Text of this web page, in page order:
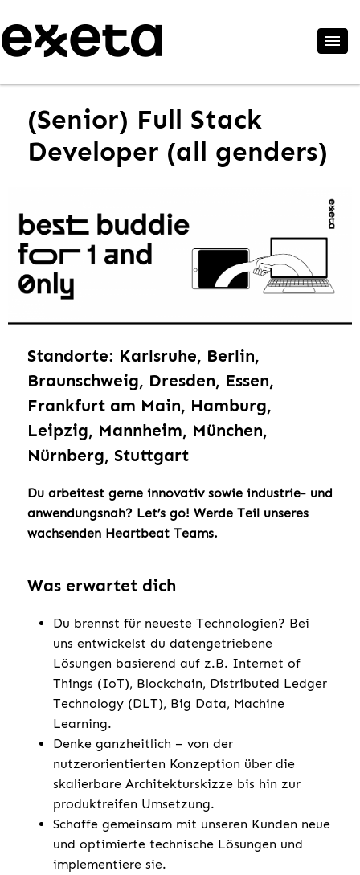
(Senior) Full Stack
Developer (all genders)
Standorte: Karlsruhe, Berlin,
Braunschweig, Dresden, Essen,
Frankfurt am Main, Hamburg,
Leipzig, Mannheim, München,
Nürnberg, Stuttgart
Du arbeitest gerne innovativ sowie industrie- und
anwendungsnah? Let’s go! Werde Teil unseres
wachsenden Heartbeat Teams.
Was erwartet dich
Du brennst für neueste Technologien? Bei
uns entwickelst du datengetriebene
Lösungen basierend auf z.B. Internet of
Things (IoT), Blockchain, Distributed Ledger
Technology (DLT), Big Data, Machine
Learning.
Denke ganzheitlich – von der
nutzerorientierten Konzeption über die
skalierbare Architekturskizze bis hin zur
produktreifen Umsetzung.
Schaffe gemeinsam mit unseren Kunden neue
und optimierte technische Lösungen und
implementiere sie.